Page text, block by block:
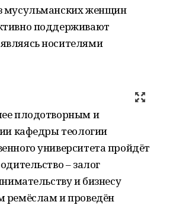
мусульманских женщин
поддерживают
носителями
плодотворным и
кафедры теологии
университета пройдёт
– залог
и бизнесу
ремёслам и проведён